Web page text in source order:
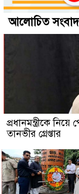
আলোচিত সংবাদ
প্রধানমন্ত্রীকে
তানভীর গ্রেপ্তার